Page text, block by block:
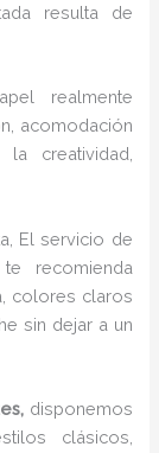
resulta de
realmente
acomodación
creatividad,
El servicio de
te recomienda
colores claros
sin dejar a un
disponemos
clásicos,